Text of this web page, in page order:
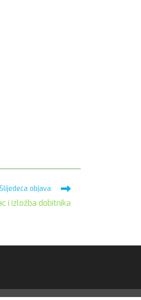
Slijedeća objava
i izložba dobitnika